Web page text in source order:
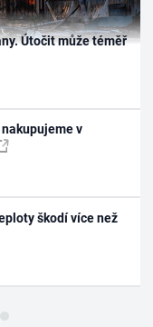
Útočit může téměř
v
škodí více než